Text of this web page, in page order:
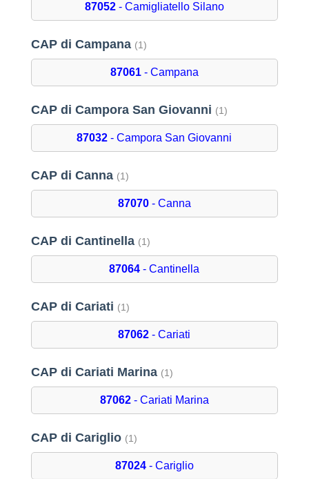
87052- Camigliatello Silano
CAP di Campana (1)
87061- Campana
CAP di Campora San Giovanni (1)
87032 - Campora San Giovanni
CAP di Canna (1)
87070- Canna
CAP di Cantinella (1)
87064 - Cantinella
CAP di Cariati (1)
87062 - Cariati
CAP di Cariati Marina (1)
87062- Cariati Marina
CAP di Cariglio (1)
87024- Cariglio